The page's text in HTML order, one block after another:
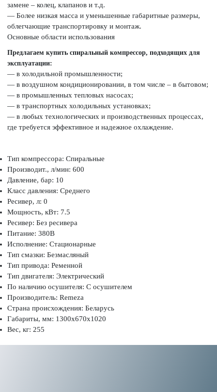
замене – колец, клапанов и т.д.
— Более низкая масса и уменьшенные габаритные размеры,
облегчающие транспортировку и монтаж.
Основные области использования
Предлагаем купить спиральный компрессор, подходящих для
эксплуатации:
— в холодильной промышленности;
— в воздушном кондиционировании, в том числе – в бытовом;
— в промышленных тепловых насосах;
— в транспортных холодильных установках;
— в любых технологических и производственных процессах,
где требуется эффективное и надежное охлаждение.
Тип компрессора: Спиральные
Производит., л/мин: 600
Давление, бар: 10
Класс давления: Среднего
Ресивер, л: 0
Мощность, кВт: 7.5
Ресивер: Без ресивера
Питание: 380В
Исполнение: Стационарные
Тип смазки: Безмасляный
Тип привода: Ременной
Тип двигателя: Электрический
По наличию осушителя: С осушителем
Производитель: Remeza
Страна происхождения: Беларусь
Габариты, мм: 1300x670x1020
Вес, кг: 255